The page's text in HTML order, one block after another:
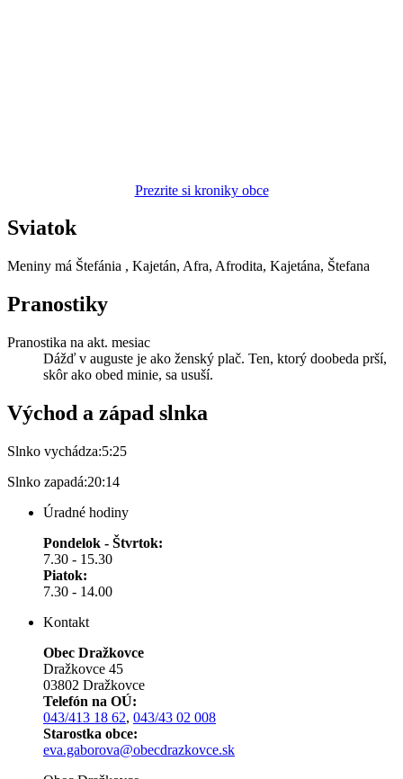
Prezrite si kroniky obce
Sviatok
Meniny má Štefánia , Kajetán, Afra, Afrodita, Kajetána, Štefana
Pranostiky
Pranostika na akt. mesiac
Dážď v auguste je ako ženský plač. Ten, ktorý doobeda prší,
skôr ako obed minie, sa usuší.
Východ a západ slnka
Slnko vychádza:5:25
Slnko zapadá:20:14
Úradné hodiny
Pondelok - Štvrtok:
7.30 - 15.30
Piatok:
7.30 - 14.00
Kontakt
Obec Dražkovce
Dražkovce 45
03802 Dražkovce
Telefón na OÚ:
043/413 18 62, 043/43 02 008
Starostka obce:
eva.gaborova@obecdrazkovce.sk